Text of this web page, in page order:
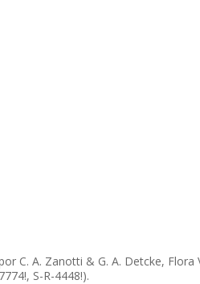
C. A. Zanotti & G. A. Detcke, Flora
S-R-4448!).